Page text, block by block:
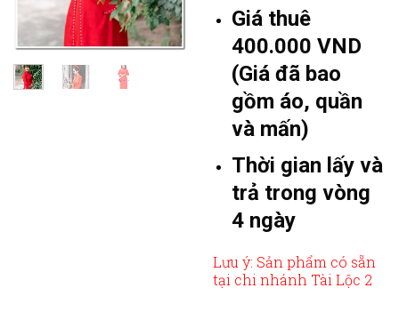
Giá thuê
400.000 VND
(Giá đã bao
gồm áo, quần
và mấn)
Thời gian lấy và
trả trong vòng
4 ngày
Lưu ý: Sản phẩm có sẵn
tại chi nhánh Tài Lộc 2